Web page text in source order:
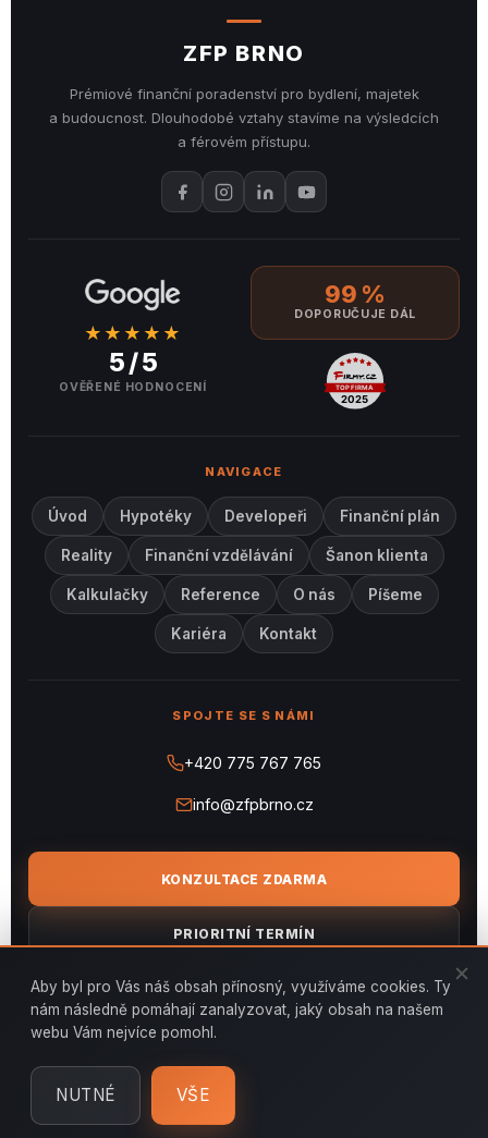
ZFP BRNO
Prémiové finanční poradenství pro bydlení, majetek
a budoucnost. Dlouhodobé vztahy stavíme na výsledcích
a férovém přístupu.
★★★★★
5 / 5
OVĚŘENÉ HODNOCENÍ
99 %
DOPORUČUJE DÁL
NAVIGACE
Úvod Hypotéky Developeři Finanční plán
Reality Finanční vzdělávání Šanon klienta
Kalkulačky Reference O nás Píšeme
Kariéra Kontakt
SPOJTE SE S NÁMI
+420 775 767 765
info@zfpbrno.cz
KONZULTACE ZDARMA
PRIORITNÍ TERMÍN
NEZÁVAZNÁ NABÍDKA
ULOŽIT KONTAKT
© 2026 ZFP BRNO, s.r.o. ·Ochrana osobních údajů
Aby byl pro Vás náš obsah přínosný, využíváme cookies. Ty
nám následně pomáhají zanalyzovat, jaký obsah na našem
webu Vám nejvíce pomohl.
NUTNÉ VŠE